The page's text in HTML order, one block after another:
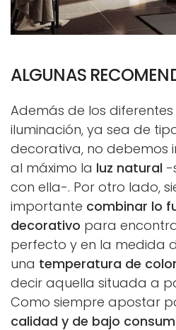
ALGUNAS
Además de los
iluminación, ya sea de
decorativa, no debemos
al máximo la luz natural -
con ella-. Por otro lado,
importante combinar lo
decorativo para
perfecto y en la medida
una temperatura de
decir aquella situada a
Como siempre apostar
calidad y de bajo